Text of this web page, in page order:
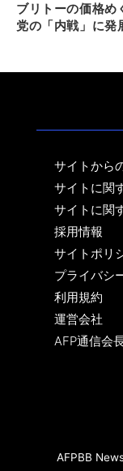
ブリトーの価格め
党の「内戦」に発
サイトから
サイトに関
サイトに関
採用情報
サイトポリ
プライバシ
利用規約
運営会社
AFP通信会
AFPBB